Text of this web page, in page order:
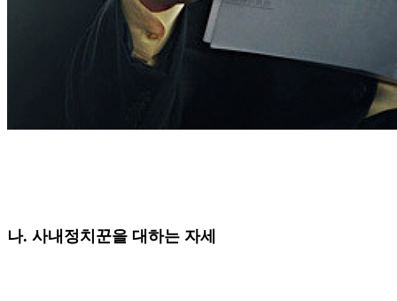
나. 사내정치꾼을 대하는 자세